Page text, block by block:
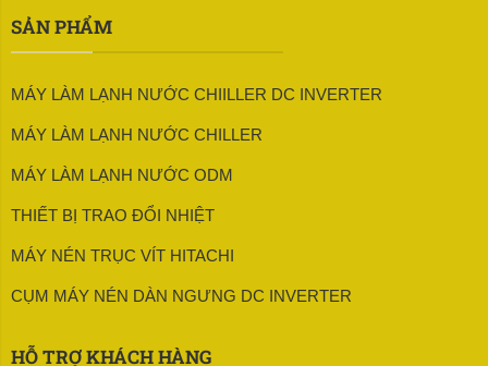
SẢN PHẨM
MÁY LÀM LẠNH NƯỚC CHIILLER DC INVERTER
MÁY LÀM LẠNH NƯỚC CHILLER
MÁY LÀM LẠNH NƯỚC ODM
THIẾT BỊ TRAO ĐỔI NHIỆT
MÁY NÉN TRỤC VÍT HITACHI
CỤM MÁY NÉN DÀN NGƯNG DC INVERTER
HỖ TRỢ KHÁCH HÀNG